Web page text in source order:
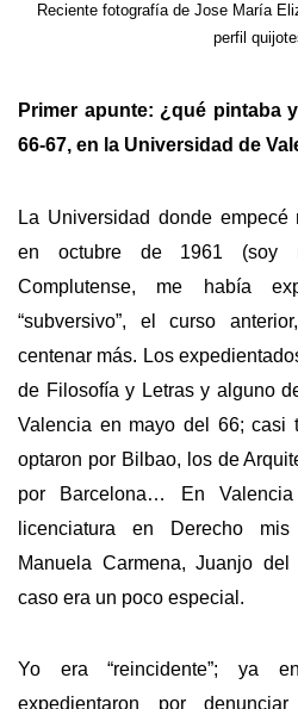
Reciente fotografía de Jose María
perfil
Primer apunte: ¿qué pintaba
66-67, en la Universidad de
La Universidad donde
en octubre de 1961 (soy
Complutense, me había
“subversivo”, el curso
centenar más. Los
de Filosofía y Letras y alguno
Valencia en mayo del 66; casi
optaron por Bilbao, los de
por Barcelona… En
licenciatura en Derecho
Manuela Carmena, Juanjo
caso era un poco especial.
Yo era “reincidente”; ya
expedientaron por